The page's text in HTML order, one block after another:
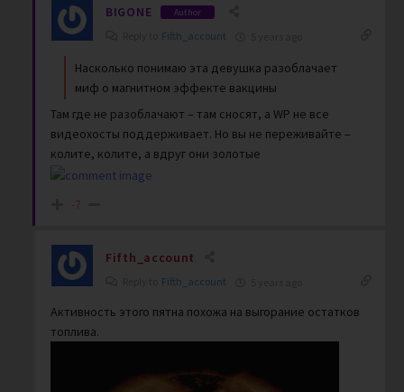
BIGONE Author
Fifth_account
Насколько понимаю эта девушка разоблачает
миф о магнитном эффекте вакцины
Там где не разоблачают – там сносят, а WP не все
видеохосты поддерживает. Но вы не переживайте –
колите, колите, а вдруг они золотые
-7
Fifth_account
Fifth_account
Активность этого пятна похожа на выгорание остатков
топлива.